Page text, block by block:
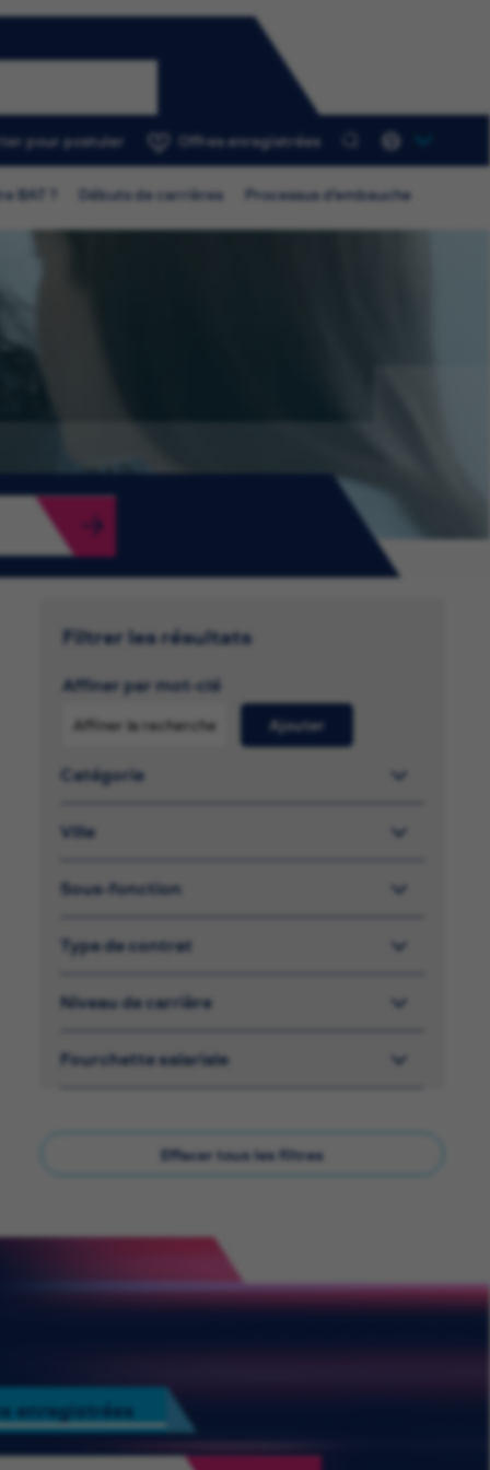
pour postuler Offres enregistrées
BAT ? Débuts de carrières Processus d’embauche
Filtrer les résultats
Affiner par mot-clé
Ajouter
Catégorie
Ville
Sous-fonction
Type de contrat
Niveau de carrière
Fourchette salariale
Effacer tous les filtres
enregistrées